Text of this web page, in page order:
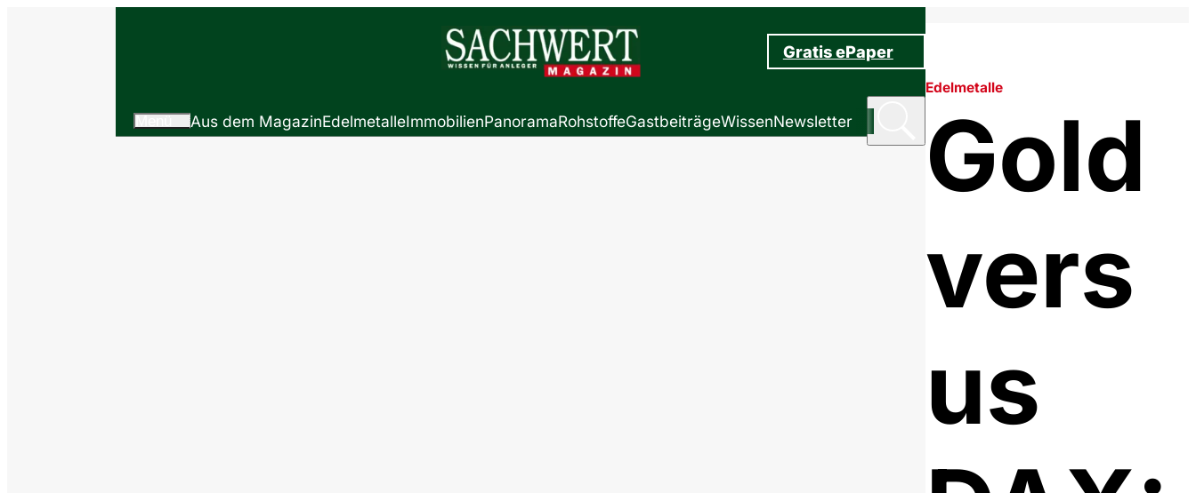
Gratis ePaper
Aus dem MagazinEdelmetalleImmobilienPanoramaRohstoffeGastbeiträgeWissenNewsletter
Edelmetalle
Gold
vers
us